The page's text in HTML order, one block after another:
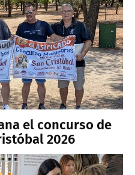
el concurso de
2026